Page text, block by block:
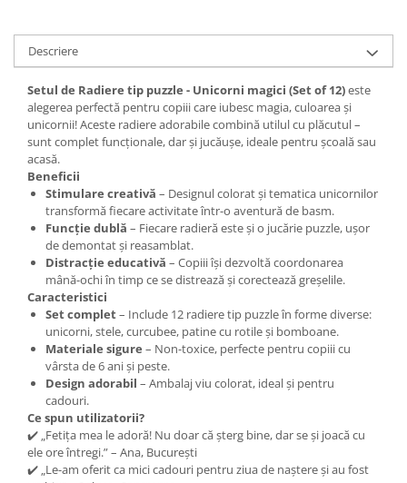
Descriere
Setul de Radiere tip puzzle - Unicorni magici (Set of 12)este
alegerea perfectă pentru copiii care iubesc magia, culoarea și
unicornii! Aceste radiere adorabile combină utilul cu plăcutul –
sunt complet funcționale, dar și jucăușe, ideale pentru școală sau
acasă.
Beneficii
Stimulare creativă – Designul colorat și tematica unicornilor
transformă fiecare activitate într-o aventură de basm.
Funcție dublă – Fiecare radieră este și o jucărie puzzle, ușor
de demontat și reasamblat.
Distracție educativă – Copiii își dezvoltă coordonarea
mână-ochi în timp ce se distrează și corectează greșelile.
Caracteristici
Set complet– Include 12 radiere tip puzzle în forme diverse:
unicorni, stele, curcubee, patine cu rotile și bomboane.
Materiale sigure – Non-toxice, perfecte pentru copiii cu
vârsta de 6 ani și peste.
Design adorabil – Ambalaj viu colorat, ideal și pentru
cadouri.
Ce spun utilizatorii?
✔️ „Fetița mea le adoră! Nu doar că șterg bine, dar se și joacă cu
ele ore întregi.” – Ana, București
✔️ „Le-am oferit ca mici cadouri pentru ziua de naștere și au fost